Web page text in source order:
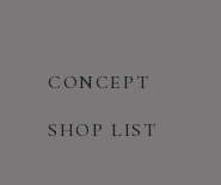
CONCEPT
SHOP LIST